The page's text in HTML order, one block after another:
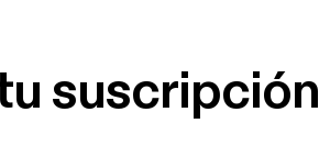
suscripción